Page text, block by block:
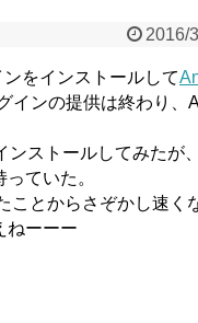
2016/
をインストールして
インの提供は終わり、
ストールしてみたが
ていた。
とからさぞかし速く
ーーー